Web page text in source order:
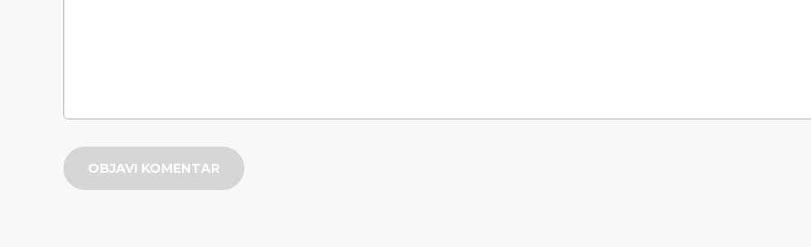
OBJAVI KOMENTAR